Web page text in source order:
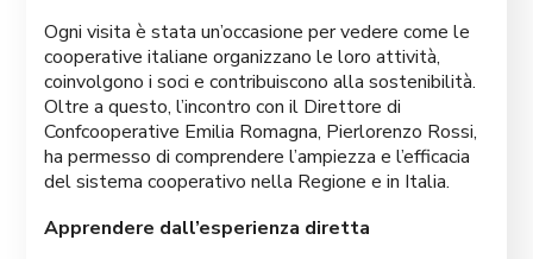
Ogni visita è stata un’occasione per vedere come le
cooperative italiane organizzano le loro attività,
coinvolgono i soci e contribuiscono alla sostenibilità.
Oltre a questo, l’incontro con il Direttore di
Confcooperative Emilia Romagna, Pierlorenzo Rossi,
ha permesso di comprendere l’ampiezza e l’efficacia
del sistema cooperativo nella Regione e in Italia.
Apprendere dall’esperienza diretta